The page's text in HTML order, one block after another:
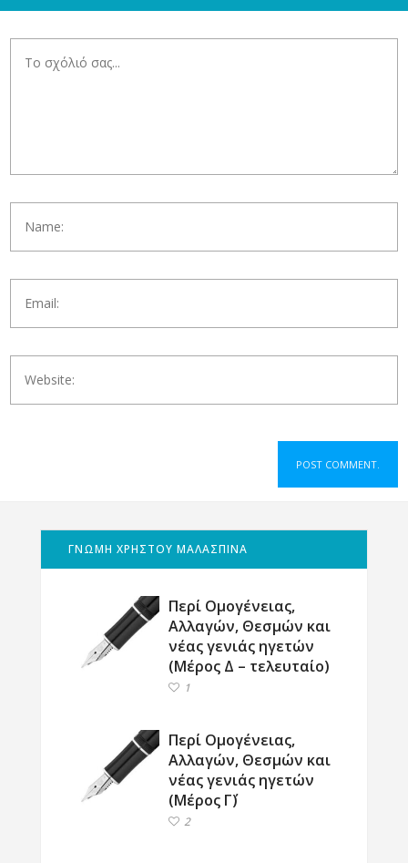
ΓΝΩΜΗ ΧΡΗΣΤΟΥ ΜΑΛΑΣΠΙΝΑ
Περί Ομογένειας,
Αλλαγών, Θεσμών και
νέας γενιάς ηγετών
(Μέρος Δ – τελευταίο)
1
Περί Ομογένειας,
Αλλαγών, Θεσμών και
νέας γενιάς ηγετών
(Μέρος Γ΄)
2